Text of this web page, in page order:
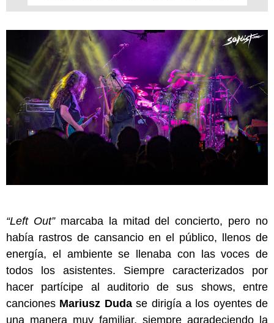
“Left Out”marcaba la mitad del concierto, pero no
había rastros de cansancio en el público, llenos de
energía, el ambiente se llenaba con las voces de
todos los asistentes. Siempre caracterizados por
hacer partícipe al auditorio de sus shows, entre
canciones Mariusz Dudase dirigía a los oyentes de
una manera muy familiar, siempre agradeciendo la